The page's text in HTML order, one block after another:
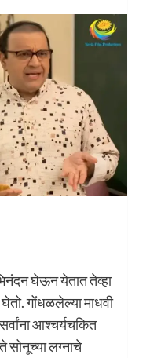
घेऊन येतात तेव्हा
गोंधळलेल्या माधवी
आश्चर्यचकित
लग्नाचे